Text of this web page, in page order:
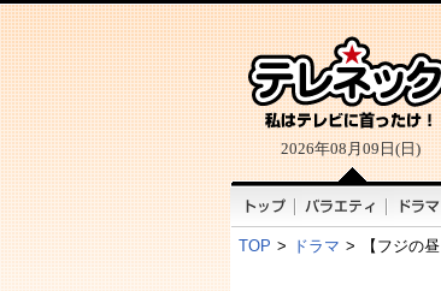
2026年08月09日(日)
TOP > ドラマ > 【フジの